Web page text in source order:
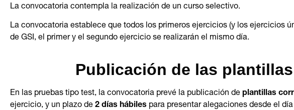
La convocatoria contempla la realización de un curso selectivo.
La convocatoria establece que todos los primeros ejercicios (y los ejercicios
de GSI, el primer y el segundo ejercicio se realizarán el mismo día.
Publicación de las
En las pruebas tipo test, la convocatoria prevé la publicación de plantillas
ejercicio, y un plazo de 2 días hábiles para presentar alegaciones desde el